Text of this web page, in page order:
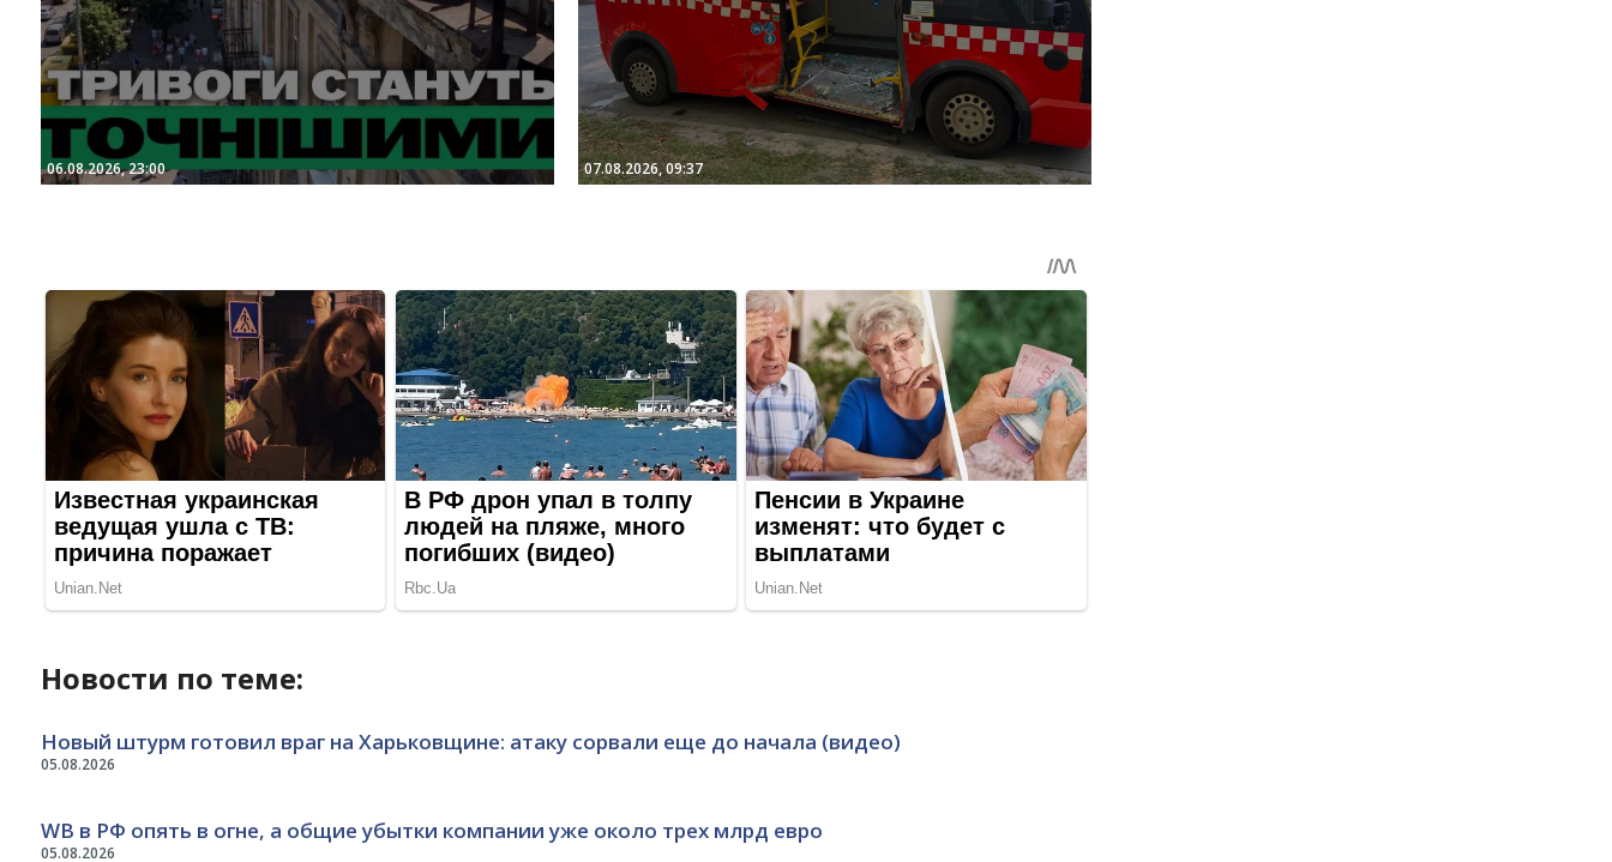
06.08.2026, 23:00 07.08.2026, 09:37
Новости по теме:
05.08.2026
Новый штурм готовил враг на Харьковщине: атаку сорвали еще до начала (видео)
05.08.2026
WB в РФ опять в огне, а общие убытки компании уже около трех млрд евро